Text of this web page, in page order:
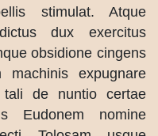
stimulat. Atque
dux exercitus
obsidione cingens
expugnare
tali de nuntio certae
Eudonem nomine